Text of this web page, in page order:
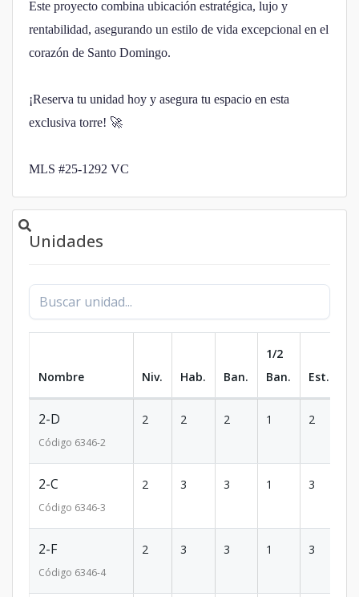
Este proyecto combina ubicación estratégica, lujo y
rentabilidad, asegurando un estilo de vida excepcional en el
corazón de Santo Domingo.
¡Reserva tu unidad hoy y asegura tu espacio en esta
exclusiva torre! 🚀
MLS #25-1292 VC
Unidades
Nombre Niv. Hab. Ban.
1/2
Ban.
Est.
2-D
Código 6346-2
2 2 2 1 2
2-C
Código 6346-3
2 3 3 1 3
2-F
Código 6346-4
2 3 3 1 3